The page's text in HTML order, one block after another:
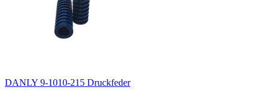
DANLY 9-1010-215 Druckfeder